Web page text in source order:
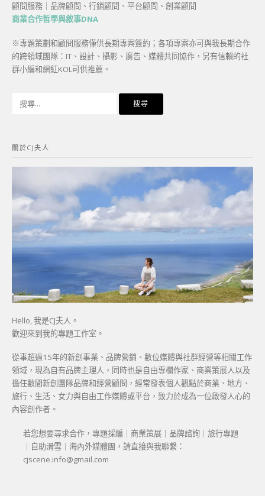
顧問服務｜品牌顧問、行銷顧問、平台顧問、創業顧問
商業合作哲學與敘事DNA
※專題策劃和顧問服務僅供長期專案簽約；各項專案亦可與我長期合作
的跨領域團隊：IT、設計、攝影、廣告、媒體共同協作，另有信賴的社
群小編和網紅KOL可供推薦。
字:
關於CJ夫人
Hello, 我是CJ夫人。
歡迎來到我的專題工作室。
從事超過15年的新創事業、品牌營銷、數位媒體與社群經營等相關工作
領域，現為自有品牌主理人，同時也是自由專欄作家、商業策展人以及
擔任數間新創團隊品牌和經營顧問，經常發表個人觀點於商業、地方、
旅行、生活、女力與自由工作媒體或平台，致力於成為一位啟發人心的
內容創作者。
若您想要尋求合作，專題採編｜商業策展｜品牌諮詢｜旅行專題
｜自助滑雪｜海內外媒體團，請直接與我聯繫：
cjscene.info@gmail.com